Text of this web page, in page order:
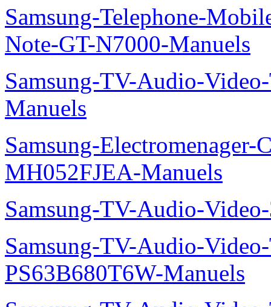
Samsung-Telephone-
Note-GT-N7000-Manuels
Samsung-TV-Audio-
Manuels
Samsung-Electromenager-
MH052FJEA-Manuels
Samsung-TV-Audio-
Samsung-TV-Audio-
PS63B680T6W-Manuels